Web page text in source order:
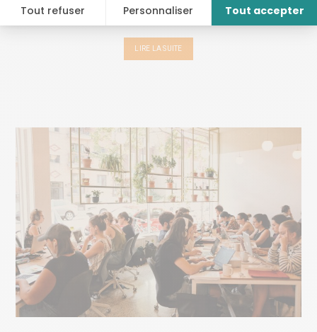
attire les investisseurs d’impact....
LIRE LA SUITE